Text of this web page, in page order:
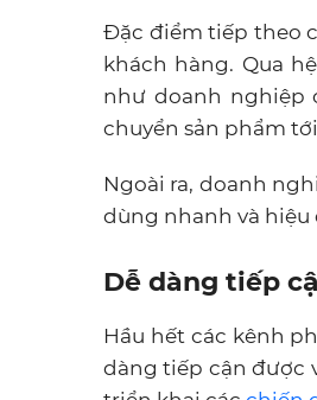
Đặc điểm tiếp theo
khách hàng. Qua
như doanh nghiệp
chuyển sản phẩm
Ngoài ra, doanh
dùng nhanh và hiệu
Dễ dàng tiếp
Hầu hết các kênh
dàng tiếp cận được